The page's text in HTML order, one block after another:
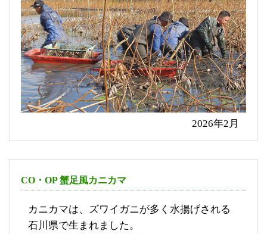
2026年2月
CO・OP 蟹足風カニカマ
カニカマは、ズワイガニが多く水揚げされる
石川県で生まれました。